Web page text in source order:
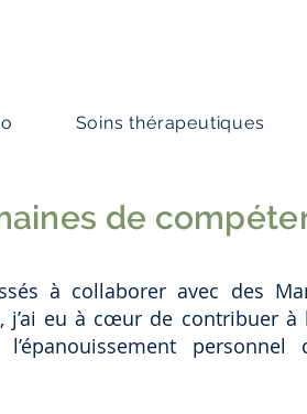
Soins thérapeutiques
de
à collaborer avec des
j’ai eu à cœur de contribuer
personnel